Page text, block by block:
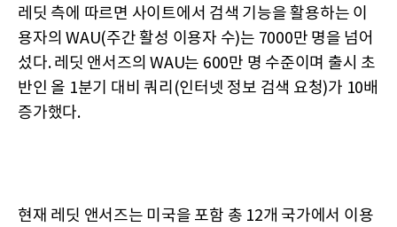
레딧 측에 따르면 사이트에서 검색 기능을 활용하는 이
용자의 WAU(주간 활성 이용자 수)는 7000만 명을 넘어
섰다. 레딧 앤서즈의 WAU는 600만 명 수준이며 출시 초
반인 올 1분기 대비 쿼리(인터넷 정보 검색 요청)가 10배
증가했다.
현재 레딧 앤서즈는 미국을 포함 총 12개 국가에서 이용